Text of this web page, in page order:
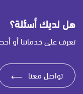
هل لديك أسئلة؟
تعرف على خدماتنا أو
تواصل معنا ⟶